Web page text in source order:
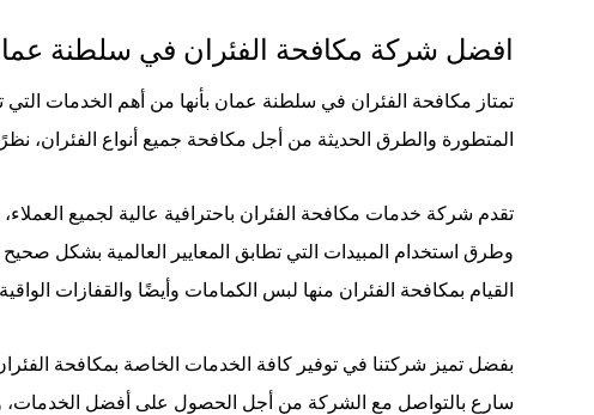
افضل شركة مكافحة الفئران في سلطنة
تمتاز مكافحة الفئران في سلطنة عمان بأنها من أهم الخدمات التي
المتطورة والطرق الحديثة من أجل مكافحة جميع أنواع الفئران،
تقدم شركة خدمات مكافحة الفئران باحترافية عالية لجميع
وطرق استخدام المبيدات التي تطابق المعايير العالمية بشكل
القيام بمكافحة الفئران منها لبس الكمامات وأيضًا والقفازات
بفضل تميز شركتنا في توفير كافة الخدمات الخاصة بمكافحة
سارع بالتواصل مع الشركة من أجل الحصول على أفضل الخدمات،